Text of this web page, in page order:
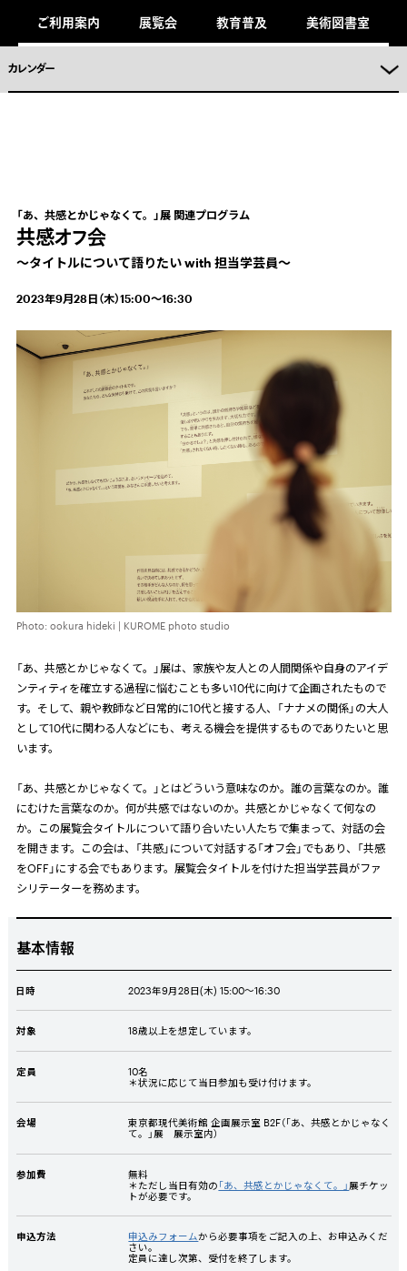
ご利用案内 展覧会 教育普及 美術図書室
カレンダー
「あ、共感とかじゃなくて。」展 関連プログラム
共感オフ会
〜タイトルについて語りたい with 担当学芸員〜
2023年9月28日（木）15:00～16:30
Photo: ookura hideki | KUROME photo studio
「あ、共感とかじゃなくて。」展は、家族や友人との人間関係や自身のアイデ
ンティティを確立する過程に悩むことも多い10代に向けて企画されたもので
す。そして、親や教師など日常的に10代と接する人、「ナナメの関係」の大人
として10代に関わる人などにも、考える機会を提供するものでありたいと思
います。
「あ、共感とかじゃなくて。」とはどういう意味なのか。誰の言葉なのか。誰
にむけた言葉なのか。何が共感ではないのか。共感とかじゃなくて何なの
か。この展覧会タイトルについて語り合いたい人たちで集まって、対話の会
を開きます。この会は、「共感」について対話する「オフ会」でもあり、「共感
をOFF」にする会でもあります。展覧会タイトルを付けた担当学芸員がファ
シリテーターを務めます。
基本情報
日時 2023年9月28日(木)15:00～16:30
対象 18歳以上を想定しています。
定員
10名
＊状況に応じて当日参加も受け付けます。
会場 東京都現代美術館 企画展示室 B2F（「あ、共感とかじゃなく
て。」展 展示室内）
参加費
無料
＊ただし当日有効の 「あ、共感とかじゃなくて。」 展チケッ
トが必要です。
申込方法 申込みフォームから必要事項をご記入の上、お申込みくだ
さい。
定員に達し次第、受付を終了します。